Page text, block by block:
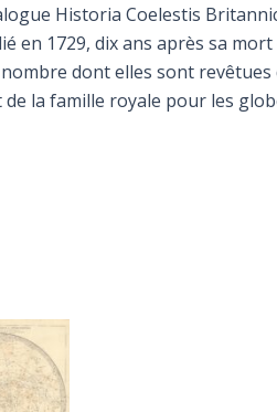
Historia Coelestis
en 1729, dix ans après sa
dont elles sont revêtues
la famille royale pour les